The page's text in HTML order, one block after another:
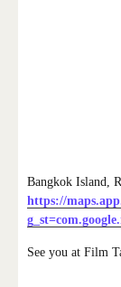
Bangkok Island,
https://
See you at Film